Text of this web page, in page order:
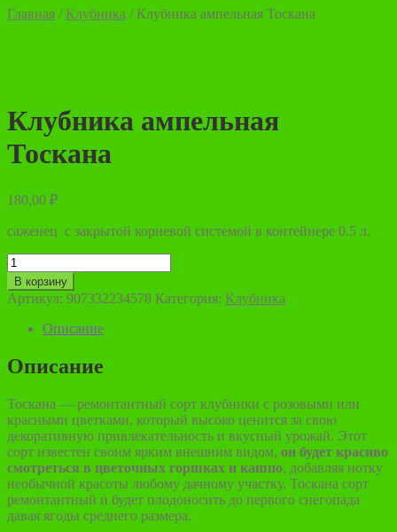
Главная /Клубника /Клубника ампельная Тоскана
Клубника ампельная
Тоскана
180,00 ₽
саженец с закрытой корневой системой в контейнере 0.5 л.
Количество
товара
Клубника
ампельная
Тоскана
В корзину
Артикул: 907332234578 Категория: Клубника
Описание
Описание
Тоскана — ремонтантный сорт клубники с розовыми или
красными цветками, который высоко ценится за свою
декоративную привлекательность и вкусный урожай. Этот
сорт известен своим ярким внешним видом, он будет красиво
смотреться в цветочных горшках и кашпо, добавляя нотку
необычной красоты любому дачному участку. Тоскана сорт
ремонтантный и будет плодоносить до первого снегопада
давая ягоды среднего размера.